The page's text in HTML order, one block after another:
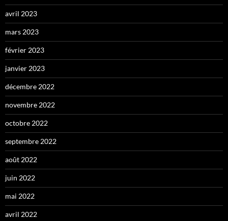
avril 2023
mars 2023
février 2023
janvier 2023
décembre 2022
novembre 2022
octobre 2022
septembre 2022
août 2022
juin 2022
mai 2022
avril 2022